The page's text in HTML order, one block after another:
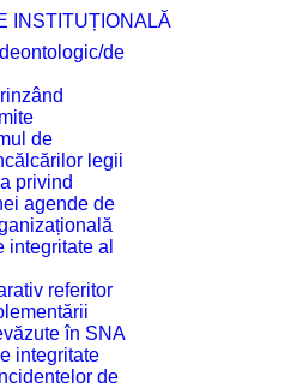
INSTITUȚIONALĂ
de
de
legii
privind
agende de
integritate al
referitor
în SNA
integritate
de